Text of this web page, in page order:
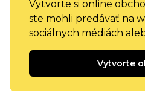
Vytvorte si online
ste mohli predávať na
sociálnych médiách
Vytvorte